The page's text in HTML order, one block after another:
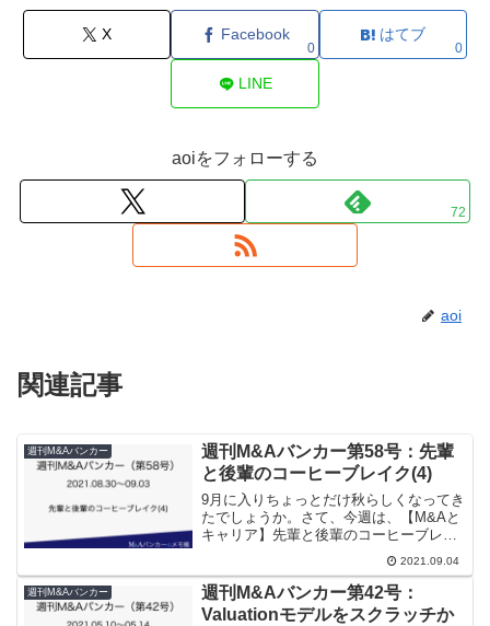
X Facebook
0
はてブ
0
LINE
aoiをフォローする
72
aoi
関連記事
週刊M&Aバンカー
週刊M&Aバンカー第58号：先輩
と後輩のコーヒーブレイク(4)
9月に入りちょっとだけ秋らしくなってき
たでしょうか。さて、今週は、【M&Aと
キャリア】先輩と後輩のコーヒーブレイ
ク(4)です。（いつもの先輩・後輩の対話
で進めていきます。文頭のマークが
◆◆→先輩、◎→後輩 です。）【M&A
とキャリア】先輩と...
2021.09.04
週刊M&Aバンカー
週刊M&Aバンカー第42号：
Valuationモデルをスクラッチか